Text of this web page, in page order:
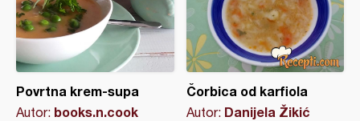
Povrtna krem-supa
Autor: books.n.cook
Čorbica od karfiola
Autor: Danijela Žikić